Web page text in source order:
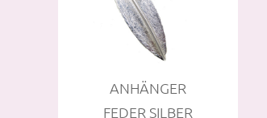
AN­HÄN­GER
FEDER SIL­BER